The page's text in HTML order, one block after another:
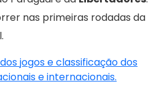
nas primeiras rodadas da
jogos e classificação dos
e internacionais.